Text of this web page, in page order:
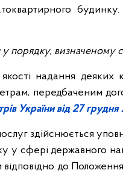
у порядку, визначеному
надання
передбаченим
України від 27
здійснюється
у сфері державного
відповідно до